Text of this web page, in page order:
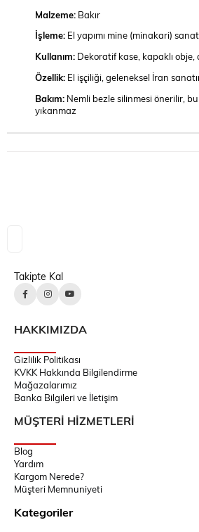
Malzeme: Bakır
İşleme: El yapımı mine (minakari)
Kullanım: Dekoratif kase, kapaklı obje,
Özellik: El işçiliği, geleneksel İran
Bakım: Nemli bezle silinmesi önerilir,
yıkanmaz
Takipte Kal
HAKKIMIZDA
Gizlilik Politikası
KVKK Hakkında Bilgilendirme
Mağazalarımız
Banka Bilgileri ve İletişim
MÜŞTERİ HİZMETLERİ
Blog
Yardım
Kargom Nerede?
Müşteri Memnuniyeti
Kategoriler